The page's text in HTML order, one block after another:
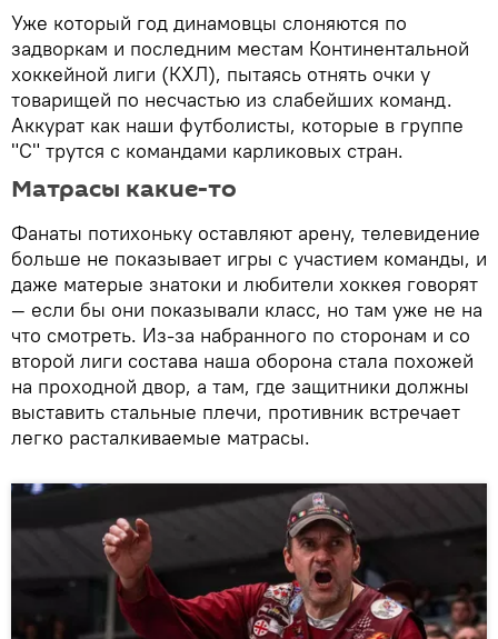
Уже который год динамовцы слоняются по
задворкам и последним местам Континентальной
хоккейной лиги (КХЛ), пытаясь отнять очки у
товарищей по несчастью из слабейших команд.
Аккурат как наши футболисты, которые в группе
"С" трутся с командами карликовых стран.
Матрасы какие-то
Фанаты потихоньку оставляют арену, телевидение
больше не показывает игры с участием команды, и
даже матерые знатоки и любители хоккея говорят
— если бы они показывали класс, но там уже не на
что смотреть. Из-за набранного по сторонам и со
второй лиги состава наша оборона стала похожей
на проходной двор, а там, где защитники должны
выставить стальные плечи, противник встречает
легко расталкиваемые матрасы.